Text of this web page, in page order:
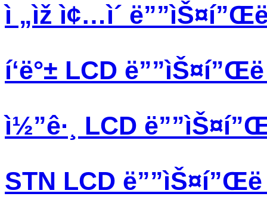
ì „ìž ì¢…ì´ ë””ìŠ¤í”Œë
í‘ë°± LCD ë””ìŠ¤í”Œë
ì½”ê·¸ LCD
STN LCD ë””ìŠ¤í”Œë